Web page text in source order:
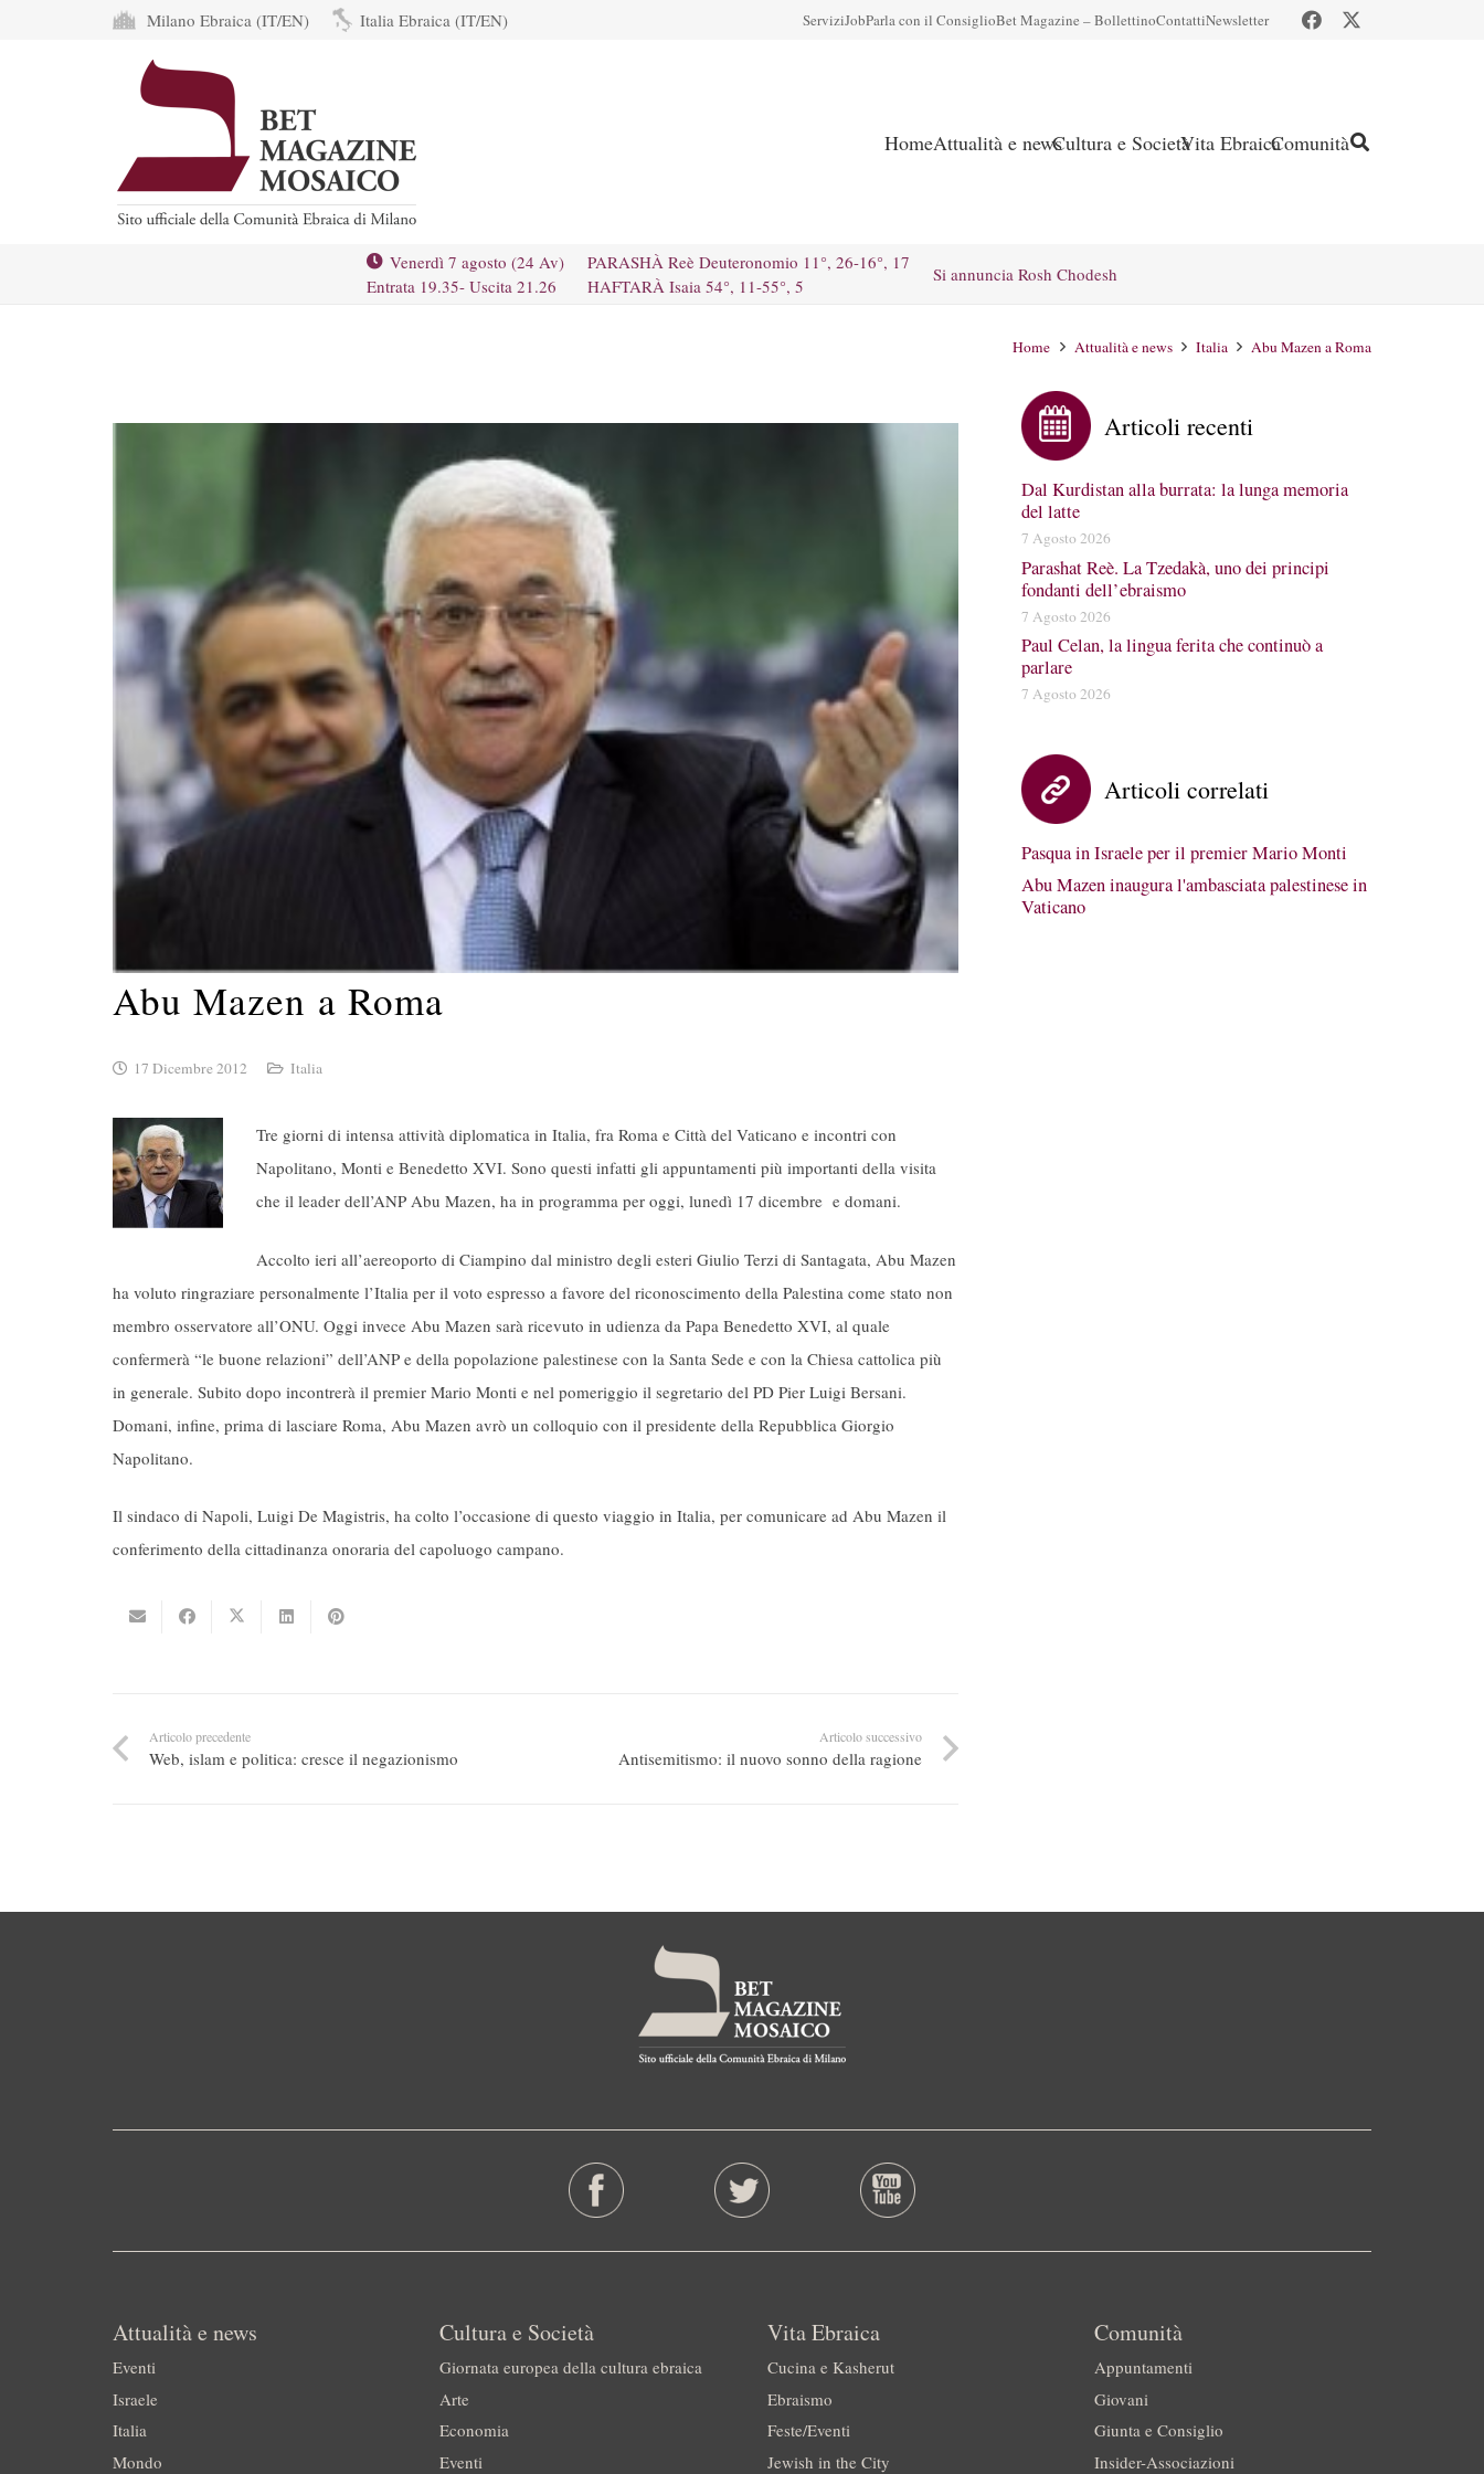
Milano Ebraica (IT/EN) Italia Ebraica (IT/EN) ServiziJobParla con il ConsiglioBet Magazine – BollettinoContattiNewsletter
HomeAttualità e newsCultura e SocietàVita EbraicaComunità
Venerdì 7 agosto (24 Av)
Entrata 19.35- Uscita 21.26
PARASHÀ Reè Deuteronomio 11°, 26-16°, 17
HAFTARÀ Isaia 54°, 11-55°, 5
Si annuncia Rosh Chodesh
Home Attualità e news Italia Abu Mazen a Roma
Abu Mazen a Roma
17 Dicembre 2012 Italia
Tre giorni di intensa attività diplomatica in Italia, fra Roma e Città del Vaticano e incontri con
Napolitano, Monti e Benedetto XVI. Sono questi infatti gli appuntamenti più importanti della visita
che il leader dell’ANP Abu Mazen, ha in programma per oggi, lunedì 17 dicembre e domani.
Accolto ieri all’aereoporto di Ciampino dal ministro degli esteri Giulio Terzi di Santagata, Abu Mazen
ha voluto ringraziare personalmente l’Italia per il voto espresso a favore del riconoscimento della Palestina come stato non
membro osservatore all’ONU. Oggi invece Abu Mazen sarà ricevuto in udienza da Papa Benedetto XVI, al quale
confermerà “le buone relazioni” dell’ANP e della popolazione palestinese con la Santa Sede e con la Chiesa cattolica più
in generale. Subito dopo incontrerà il premier Mario Monti e nel pomeriggio il segretario del PD Pier Luigi Bersani.
Domani, infine, prima di lasciare Roma, Abu Mazen avrò un colloquio con il presidente della Repubblica Giorgio
Napolitano.
Il sindaco di Napoli, Luigi De Magistris, ha colto l’occasione di questo viaggio in Italia, per comunicare ad Abu Mazen il
conferimento della cittadinanza onoraria del capoluogo campano.
Articolo precedente
Web, islam e politica: cresce il negazionismo
Articolo successivo
Antisemitismo: il nuovo sonno della ragione
Articoli recenti
Dal Kurdistan alla burrata: la lunga memoria
del latte
7 Agosto 2026
Parashat Reè. La Tzedakà, uno dei principi
fondanti dell’ebraismo
7 Agosto 2026
Paul Celan, la lingua ferita che continuò a
parlare
7 Agosto 2026
Articoli correlati
Pasqua in Israele per il premier Mario Monti
Abu Mazen inaugura l'ambasciata palestinese in
Vaticano
Attualità e news
Eventi
Israele
Italia
Mondo
Cultura e Società
Giornata europea della cultura ebraica
Arte
Economia
Eventi
Vita Ebraica
Cucina e Kasherut
Ebraismo
Feste/Eventi
Jewish in the City
Comunità
Appuntamenti
Giovani
Giunta e Consiglio
Insider-Associazioni